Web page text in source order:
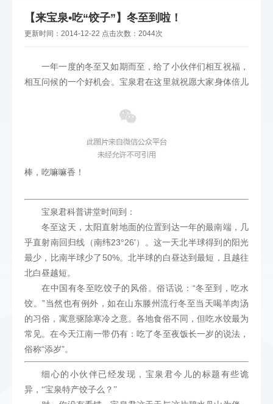
【来宝泉•吃“饺子”】冬至到啦！
更新时间： 2014-12-22 点击次数： 2044次
一年一度的冬至又如期而至，给了小伙伴们相互祝福，
相互问候的一个好机会。宝泉君在这里就祝愿大家身体倍儿
棒，吃嘛嘛香！
宝泉君科普讲堂时间到：
冬至这天，太阳直射地面的位置到达一年的最南端，几
乎直射南回归线（南纬23°26' ）。这一天北半球得到的阳光
最少，比南半球少了 50%。北半球的白昼达到最短，且越往
北白昼越短。
在中国有冬至吃饺子的风俗。俗话说： “冬至到，吃水
饺。”当然也有例外，如在山东滕州流行冬至当天喝羊肉汤
的习俗，寓意驱除寒冷之意。各地食俗不同，但吃水饺最为
常见。在今天江南一带仍有：吃了冬至夜饭长一岁的说法，
俗称“添岁”。
细心的小伙伴已经发现，宝泉君今儿的标题有些诡
异，“宝泉特产饺子么？”